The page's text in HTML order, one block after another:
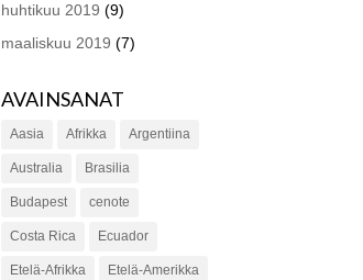
huhtikuu 2019 (9)
maaliskuu 2019 (7)
AVAINSANAT
Aasia Afrikka Argentiina
Australia Brasilia
Budapest cenote
Costa Rica Ecuador
Etelä-Afrikka Etelä-Amerikka